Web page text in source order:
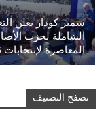
سمير كودار يعلن
الشاملة لحزب
المعاصرة لإنتخابات 2026…
تصفح التصنيف